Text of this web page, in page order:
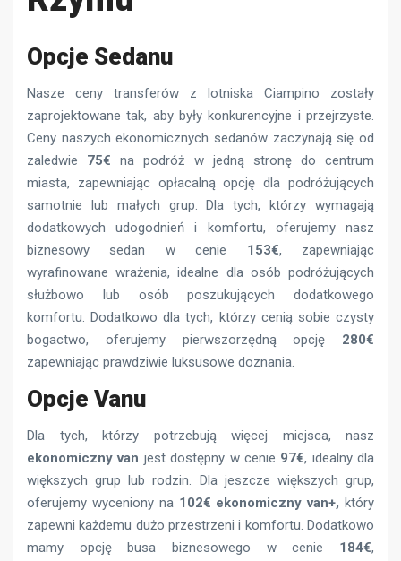
Opcje Sedanu
Nasze ceny transferów z lotniska Ciampino zostały
zaprojektowane tak, aby były konkurencyjne i przejrzyste.
Ceny naszych ekonomicznych sedanów zaczynają się od
zaledwie 75€ na podróż w jedną stronę do centrum
miasta, zapewniając opłacalną opcję dla podróżujących
samotnie lub małych grup. Dla tych, którzy wymagają
dodatkowych udogodnień i komfortu, oferujemy nasz
biznesowy sedan w cenie 153€, zapewniając
wyrafinowane wrażenia, idealne dla osób podróżujących
służbowo lub osób poszukujących dodatkowego
komfortu. Dodatkowo dla tych, którzy cenią sobie czysty
bogactwo, oferujemy pierwszorzędną opcję 280€
zapewniając prawdziwie luksusowe doznania.
Opcje Vanu
Dla tych, którzy potrzebują więcej miejsca, nasz
ekonomiczny van jest dostępny w cenie 97€, idealny dla
większych grup lub rodzin. Dla jeszcze większych grup,
oferujemy wyceniony na 102€ ekonomiczny van+, który
zapewni każdemu dużo przestrzeni i komfortu. Dodatkowo
mamy opcję busa biznesowego w cenie 184€,